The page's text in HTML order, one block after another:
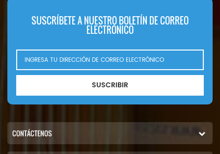
SUSCRÍBETE A NUESTRO BOLETÍN DE CORREO
ELECTRÓNICO
SUSCRIBIR
CONTÁCTENOS